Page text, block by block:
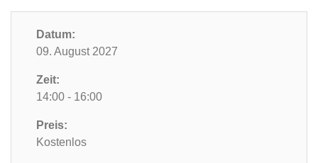
Datum:
09. August 2027
Zeit:
14:00 - 16:00
Preis:
Kostenlos